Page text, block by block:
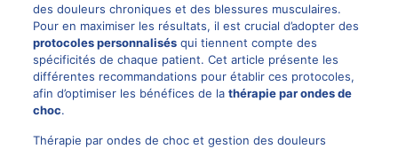
des douleurs chroniques et des blessures musculaires.
Pour en maximiser les résultats, il est crucial d’adopter des
protocoles personnalisésqui tiennent compte des
spécificités de chaque patient. Cet article présente les
différentes recommandations pour établir ces protocoles,
afin d’optimiser les bénéfices de la thérapie par ondes de
choc.
Thérapie par ondes de choc et gestion des douleurs